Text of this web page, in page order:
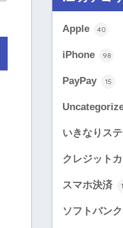
Apple 40
iPhone 98
PayPay 15
いきなりス
クレジット
スマホ決済
ソフトバンク